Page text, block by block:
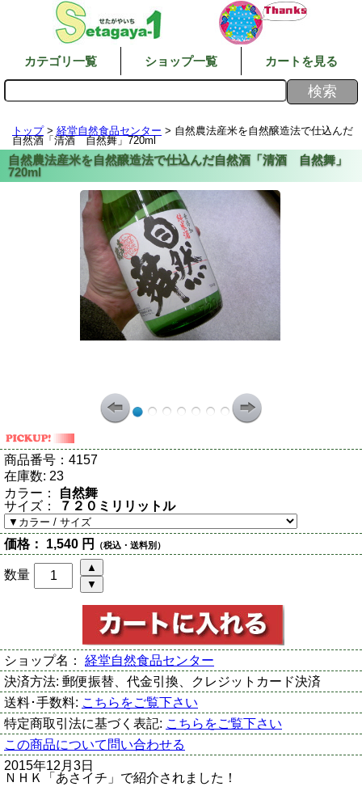
カテゴリ一覧 ショップ一覧 カートを見る
トップ> 経堂自然食品センター > 自然農法産米を自然醸造法で仕込んだ
自然酒「清酒 自然舞」720ml
商品番号： 4157
在庫数: 23
カラー：
自然舞
サイズ：
７２０ミリリットル
価格： 1,540 円 （税込・送料別）
数量
ショップ名： 経堂自然食品センター
決済方法: 郵便振替、代金引換、クレジットカード決済
送料･手数料: こちらをご覧下さい
特定商取引法に基づく表記: こちらをご覧下さい
この商品について問い合わせる
2015年12月3日
ＮＨＫ「あさイチ」で紹介されました！